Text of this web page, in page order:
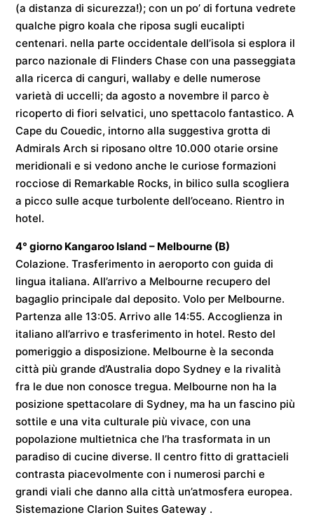
(a distanza di sicurezza!); con un po’ di fortuna vedrete
qualche pigro koala che riposa sugli eucalipti
centenari. nella parte occidentale dell’isola si esplora il
parco nazionale di Flinders Chase con una passeggiata
alla ricerca di canguri, wallaby e delle numerose
varietà di uccelli; da agosto a novembre il parco è
ricoperto di fiori selvatici, uno spettacolo fantastico. A
Cape du Couedic, intorno alla suggestiva grotta di
Admirals Arch si riposano oltre 10.000 otarie orsine
meridionali e si vedono anche le curiose formazioni
rocciose di Remarkable Rocks, in bilico sulla scogliera
a picco sulle acque turbolente dell’oceano. Rientro in
hotel.
4° giorno Kangaroo Island – Melbourne (B)
Colazione. Trasferimento in aeroporto con guida di
lingua italiana. All’arrivo a Melbourne recupero del
bagaglio principale dal deposito. Volo per Melbourne.
Partenza alle13:05. Arrivo alle14:55. Accoglienza in
italiano all’arrivo e trasferimento in hotel. Resto del
pomeriggio a disposizione. Melbourne è la seconda
città più grande d’Australia dopo Sydney e la rivalità
fra le due non conosce tregua. Melbourne non ha la
posizione spettacolare di Sydney, ma ha un fascino più
sottile e una vita culturale più vivace, con una
popolazione multietnica che l’ha trasformata in un
paradiso di cucine diverse. Il centro fitto di grattacieli
contrasta piacevolmente con i numerosi parchi e
grandi viali che danno alla città un’atmosfera europea.
SistemazioneClarion Suites Gateway .